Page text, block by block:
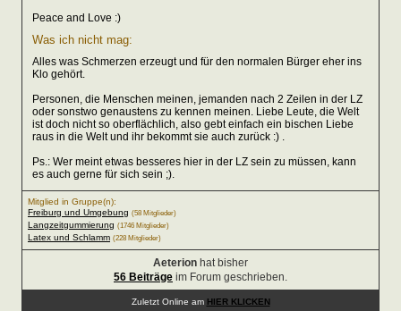
Peace and Love :)
Was ich nicht mag:
Alles was Schmerzen erzeugt und für den normalen Bürger eher ins
Klo gehört.
Personen, die Menschen meinen, jemanden nach 2 Zeilen in der LZ
oder sonstwo genaustens zu kennen meinen. Liebe Leute, die Welt
ist doch nicht so oberflächlich, also gebt einfach ein bischen Liebe
raus in die Welt und ihr bekommt sie auch zurück :) .
Ps.: Wer meint etwas besseres hier in der LZ sein zu müssen, kann
es auch gerne für sich sein ;).
Mitglied in Gruppe(n):
Freiburg und Umgebung (58 Mitglieder)
Langzeitgummierung (1746 Mitglieder)
Latex und Schlamm (228 Mitglieder)
Aeterion hat bisher
56 Beiträge im Forum geschrieben.
Zuletzt Online am HIER KLICKEN